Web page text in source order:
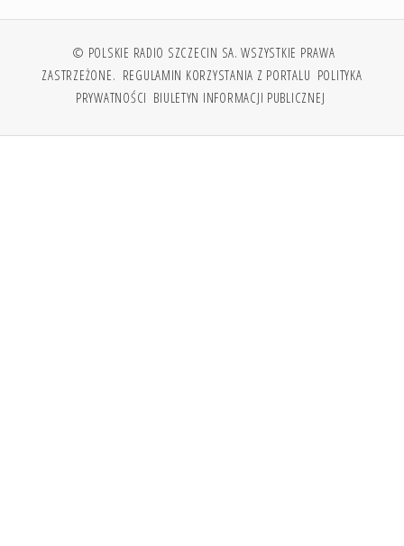
© POLSKIE RADIO SZCZECIN SA. WSZYSTKIE PRAWA
ZASTRZEŻONE. REGULAMIN KORZYSTANIA Z PORTALU POLITYKA
PRYWATNOŚCI BIULETYN INFORMACJI PUBLICZNEJ